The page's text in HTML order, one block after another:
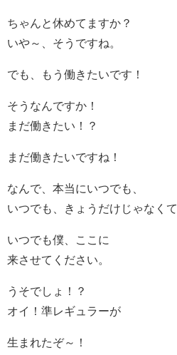
ちゃんと休めてますか？
いや～、そうですね。
でも、もう働きたいです！
そうなんですか！
まだ働きたい！？
まだ働きたいですね！
なんで、本当にいつでも、
いつでも、きょうだけじゃなくて
いつでも僕、ここに
来させてください。
うそでしょ！？
オイ！準レギュラーが
生まれたぞ～！